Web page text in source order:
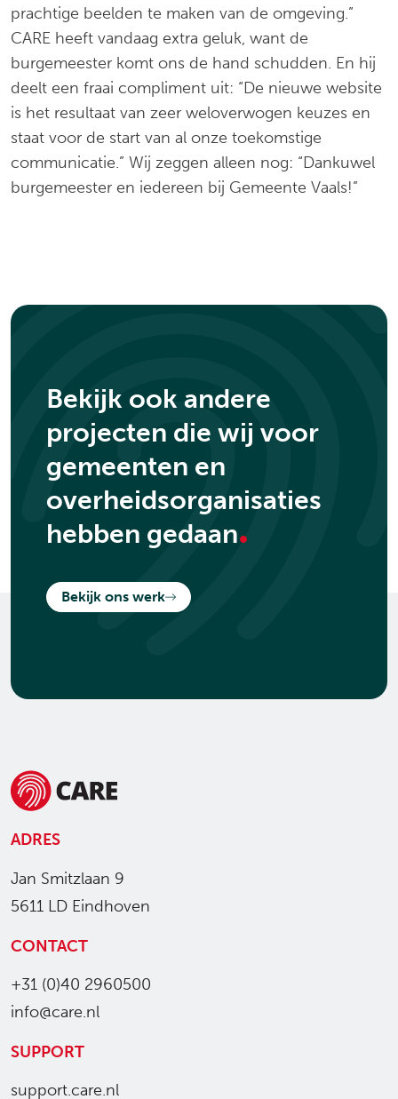
prachtige beelden te maken van de omgeving.”
CARE heeft vandaag extra geluk, want de
burgemeester komt ons de hand schudden. En hij
deelt een fraai compliment uit: “De nieuwe website
is het resultaat van zeer weloverwogen keuzes en
staat voor de start van al onze toekomstige
communicatie.” Wij zeggen alleen nog: “Dankuwel
burgemeester en iedereen bij Gemeente Vaals!”
Bekijk ook andere
projecten die wij voor
gemeenten en
overheidsorganisaties
hebben gedaan.
Bekijk ons werk
ADRES
Jan Smitzlaan 9
5611 LD Eindhoven
CONTACT
+31 (0)40 2960500
info@care.nl
SUPPORT
support.care.nl